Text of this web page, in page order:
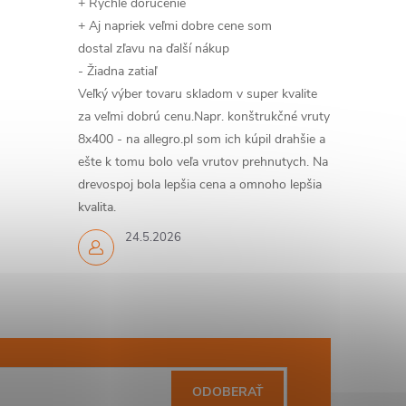
24.5.2026
+ Rýchle doručenie
+ Aj napriek veľmi dobre cene som
dostal zľavu na ďalší nákup
- Žiadna zatiaľ
Veľký výber tovaru skladom v super kvalite
za veľmi dobrú cenu.Napr. konštrukčné vruty
8x400 - na allegro.pl som ich kúpil drahšie a
ešte k tomu bolo veľa vrutov prehnutych. Na
drevospoj bola lepšia cena a omnoho lepšia
kvalita.
ODOBERAŤ